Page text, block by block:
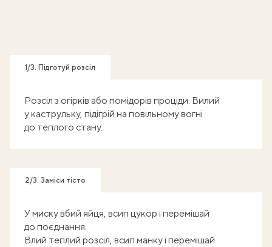
1/3. Підготуй розсіл
Розсіл з огірків або помідорів проціди. Вилий
у каструльку, підігрій на повільному вогні
до теплого стану.
2/3. Заміси тісто
У миску вбий яйця, всип цукор і перемішай
до поєднання.
Влий теплий розсіл, всип манку і перемішай.